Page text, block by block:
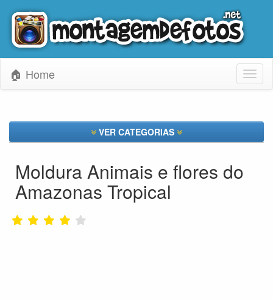
🏠 Home
VER CATEGORIAS
Moldura Animais e flores do
Amazonas Tropical